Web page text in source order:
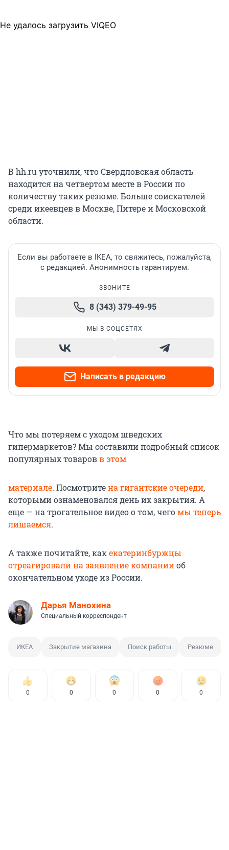
Не удалось загрузить VIQEO
В hh.ru уточнили, что Свердловская область
находится на четвертом месте в России по
количеству таких резюме. Больше соискателей
среди икеевцев в Москве, Питере и Московской
области.
Если вы работаете в IKEA, то свяжитесь, пожалуйста,
с редакцией. Анонимность гарантируем.
ЗВОНИТЕ
8 (343) 379-49-95
МЫ В СОЦСЕТЯХ
Написать в редакцию
Что мы потеряем с уходом шведских
гипермаркетов? Мы составили подробный список
популярных товаровв этом
материале. Посмотритена гигантские очереди,
которыми ознаменовался день их закрытия. А
еще — на трогательное видео о том, чегомы теперь
лишаемся.
А также почитайте, какекатеринбуржцы
отреагировали на заявление компанииоб
окончательном уходе из России.
Дарья Манохина
Специальный корреспондент
ИКЕА Закрытие магазина Поиск работы Резюме
0 0 0 0 0